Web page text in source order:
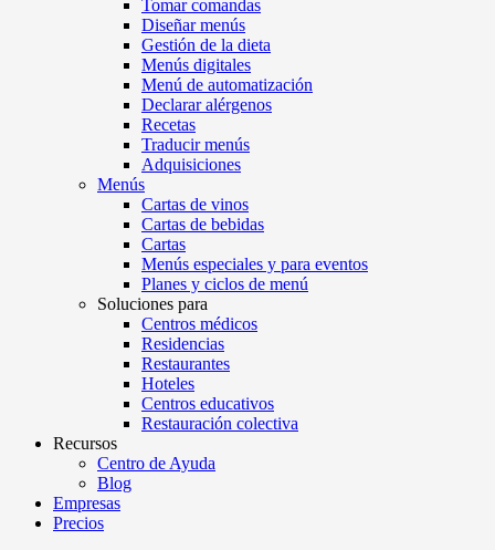
Tomar comandas
Diseñar menús
Gestión de la dieta
Menús digitales
Menú de automatización
Declarar alérgenos
Recetas
Traducir menús
Adquisiciones
Menús
Cartas de vinos
Cartas de bebidas
Cartas
Menús especiales y para eventos
Planes y ciclos de menú
Soluciones para
Centros médicos
Residencias
Restaurantes
Hoteles
Centros educativos
Restauración colectiva
Recursos
Centro de Ayuda
Blog
Empresas
Precios